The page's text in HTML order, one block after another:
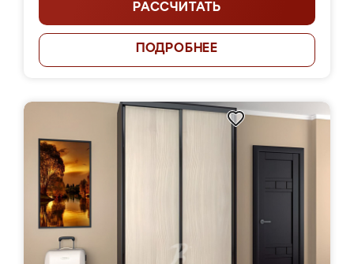
РАССЧИТАТЬ
ПОДРОБНЕЕ